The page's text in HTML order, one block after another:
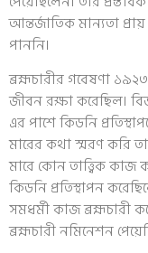
আন্তর্জাতিক মান্যতা
পাননি।
ব্রহ্মচারীর গবেষণা
জীবন রক্ষা করেছিল।
এর পাশে কিডনি
মারের কথা স্মরণ করি
মারে কোন তাত্ত্বিক
কিডনি প্রতিস্থাপন
সমধর্মী কাজ ব্রহ্মচারী
ব্রহ্মচারী নমিনেশন